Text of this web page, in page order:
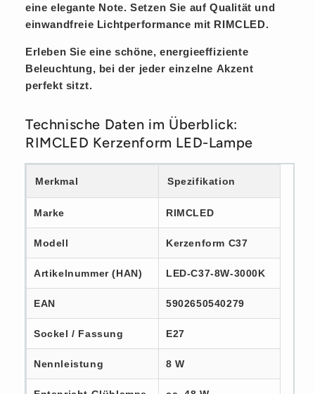
eine elegante Note. Setzen Sie auf Qualität und
einwandfreie Lichtperformance mit RIMCLED.
Erleben Sie eine schöne, energieeffiziente
Beleuchtung, bei der jeder einzelne Akzent
perfekt sitzt.
Technische Daten im Überblick:
RIMCLED Kerzenform LED-Lampe
Merkmal Spezifikation
Marke RIMCLED
Modell Kerzenform C37
Artikelnummer (HAN) LED-C37-8W-3000K
EAN 5902650540279
Sockel / Fassung E27
Nennleistung 8 W